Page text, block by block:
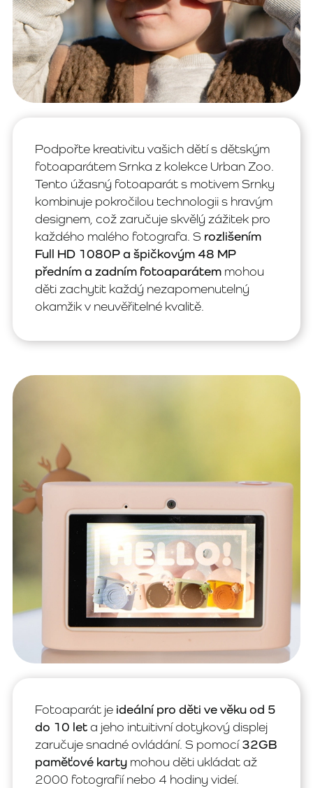
Podpořte kreativitu vašich dětí s dětským
fotoaparátem Srnka z kolekce Urban Zoo.
Tento úžasný fotoaparát s motivem Srnky
kombinuje pokročilou technologii s hravým
designem, což zaručuje skvělý zážitek pro
každého malého fotografa. S rozlišením
Full HD 1080P a špičkovým 48 MP
předním a zadním fotoaparátem mohou
děti zachytit každý nezapomenutelný
okamžik v neuvěřitelné kvalitě.
Fotoaparát je ideální pro děti ve věku od 5
do 10 leta jeho intuitivní dotykový displej
zaručuje snadné ovládání. S pomocí32GB
paměťové karty mohou děti ukládat až
2000 fotografií nebo 4 hodiny videí.